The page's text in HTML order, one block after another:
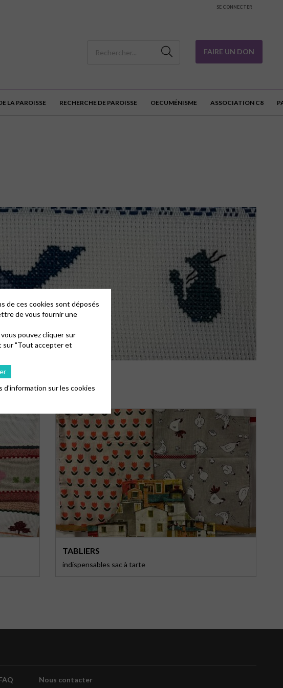
SE CONNECTER
FAIRE UN DON
LA PAROISSE RECHERCHE DE PAROISSE OECUMÉNISME ASSOCIATION C8
TABLIERS
indispensables sac à tarte
Nous contacter
de ces cookies sont déposés
de vous fournir une
pouvez cliquer sur
sur "Tout accepter et
sur les cookies